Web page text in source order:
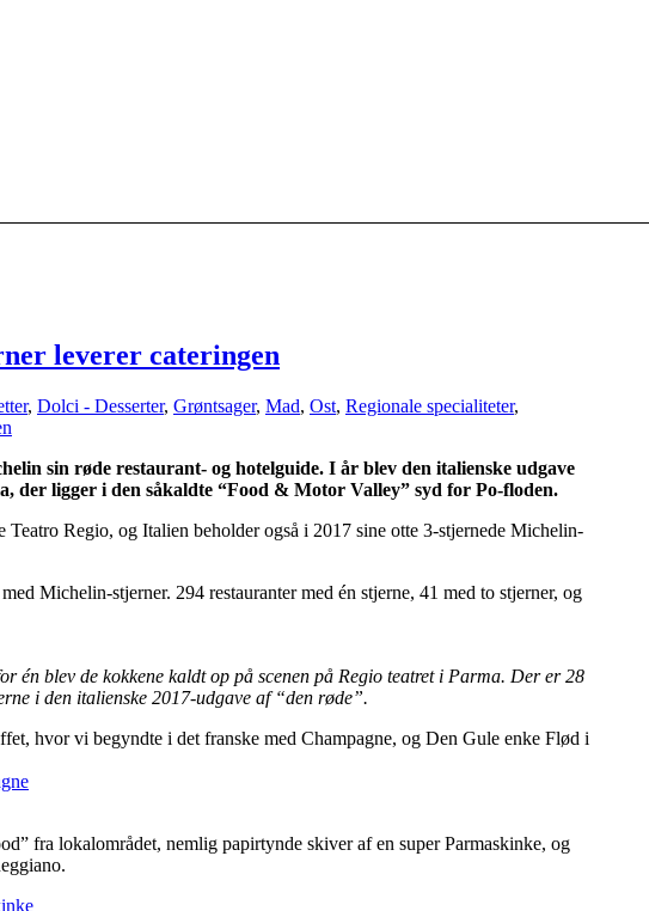
leverer cateringen
, Dolci - Desserter, Grøntsager, Mad, Ost, Regionale specialiteter,
sin røde restaurant- og hotelguide. I år blev den italienske udgave
der ligger i den såkaldte “Food & Motor Valley” syd for Po-floden.
Regio, og Italien beholder også i 2017 sine otte 3-stjernede Michelin-
Michelin-stjerner. 294 restauranter med én stjerne, 41 med to stjerner, og
én blev de kokkene kaldt op på scenen på Regio teatret i Parma. Der er 28
i den italienske 2017-udgave af “den røde”.
hvor vi begyndte i det franske med Champagne, og Den Gule enke Flød i
fra lokalområdet, nemlig papirtynde skiver af en super Parmaskinke, og